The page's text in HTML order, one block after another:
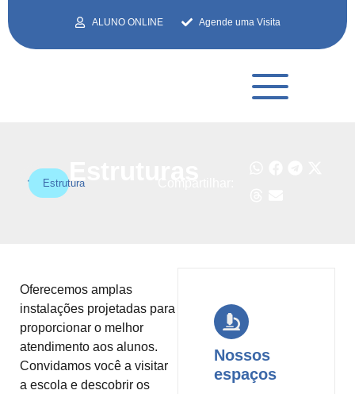
ALUNO ONLINE Agende uma Visita
EstruturaEstruturas
Oferecemos amplas
instalações projetadas para
proporcionar o melhor
atendimento aos alunos.
Convidamos você a visitar
a escola e descobrir os
Nossos
espaços